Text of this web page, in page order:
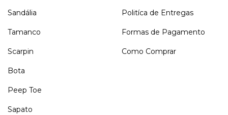
Sandália
Tamanco
Scarpin
Bota
Peep Toe
Sapato
Politíca de Entregas
Formas de Pagamento
Como Comprar